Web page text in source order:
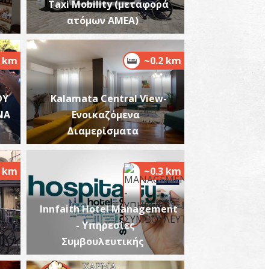
Βούτση - Καλαμάτα
~0.2Km
Γουρδέα - Καλαμάτα
~0.2Km
Taxi Mobility (μεταφορά
ατόμων ΑΜΕΑ)
km ~0.2 km
Kalamata Central View-
Ενοικαζόμενα
Διαμερίσματα
km ~0.3 km
Innfaith Hotel Management
- Υπηρεσίες
Συμβουλευτικής